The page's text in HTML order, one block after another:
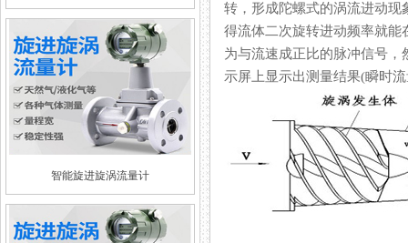
智能旋进旋涡流量计
转，形成陀螺式的涡流进动现
得流体二次旋转进动频率就能在
为与流速成正比的脉冲信号
示屏上显示出测量结果(瞬时流量